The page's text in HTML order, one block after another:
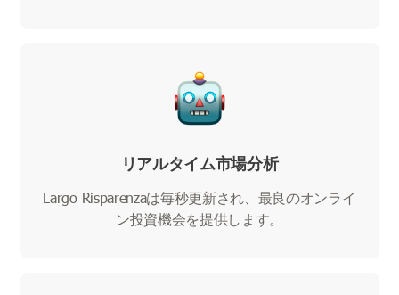
リアルタイム市場分析
Largo Risparenzaは毎秒更新され、最良のオンライ
ン投資機会を提供します。